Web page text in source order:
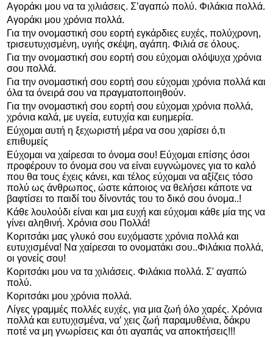
Αγοράκι μου να τα χιλιάσεις. Σ’αγαπώ πολύ. Φιλάκια πολλά.
Αγοράκι μου χρόνια πολλά.
Για την ονομαστική σου εορτή εγκάρδιες ευχές, πολύχρονη,
τρισευτυχισμένη, υγιής σκέψη, αγάπη. Φιλιά σε όλους.
Για την ονομαστική σου εορτή σου εύχομαι ολόψυχα χρόνια
σου πολλά.
Για την ονομαστική σου εορτή σου εύχομαι χρόνια πολλά και
όλα τα όνειρά σου να πραγματοποιηθούν.
Για την ονομαστική σου εορτή σου εύχομαι χρόνια πολλά,
χρόνια καλά, με υγεία, ευτυχία και ευημερία.
Εύχομαι αυτή η ξεχωριστή μέρα να σου χαρίσει ό,τι
επιθυμείς
Εύχομαι να χαίρεσαι το όνομα σου! Εύχομαι επίσης όσοι
προφέρουν το όνομα σου να είναι ευγνώμονες για το καλό
που θα τους έχεις κάνει, και τέλος εύχομαι να αξίζεις τόσο
πολύ ως άνθρωπος, ώστε κάποιος να θελήσει κάποτε να
βαφτίσει το παιδί του δίνοντάς του το δικό σου όνομα..!
Κάθε λουλούδι είναι και μια ευχή και εύχομαι κάθε μία της να
γίνει αληθινή. Χρόνια σου Πολλά!
Κοριτσάκι μας γλυκό σου ευχόμαστε χρόνια πολλά και
ευτυχισμένα! Να χαίρεσαι το ονοματάκι σου..Φιλάκια πολλά,
οι γονείς σου!
Κοριτσάκι μου να τα χιλιάσεις. Φιλάκια πολλά. Σ' αγαπώ
πολύ.
Κοριτσάκι μου χρόνια πολλά.
Λίγες γραμμές πολλές ευχές, για μια ζωή όλο χαρές. Χρόνια
πολλά και ευτυχισμένα, να’ χεις ζωή παραμυθένια, δάκρυ
ποτέ να μη γνωρίσεις και ότι αγαπάς να αποκτήσεις!!!